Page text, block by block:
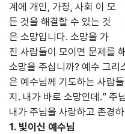
계에 개인, 가정, 사회 이 모
든 것을 해결할 수 있는 것
은 소망입니다. 소망을 가
진 사람들이 모이면 문제를
소망을 주십니까? 예수 그리
은 예수님께 기도하는 사람
지. 내가 바로 소망인데.” 주
내가 주님을 사랑하고 존경
1. 빛이신 예수님